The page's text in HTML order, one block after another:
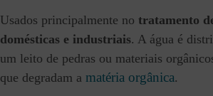
Usados principalmente no tratamento
domésticas e industriais. A água é
um leito de pedras ou materiais
que degradam a matéria orgânica.